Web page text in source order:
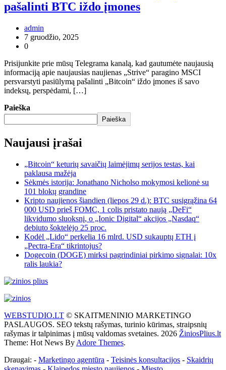
pašalinti BTC iždo įmones
admin
7 gruodžio, 2025
0
Prisijunkite prie mūsų Telegrama kanalą, kad gautumėte naujausią
informaciją apie naujausias naujienas „Strive“ paragino MSCI
persvarstyti pasiūlymą pašalinti „Bitcoin“ iždo įmones iš savo
indeksų, perspėdami, […]
Paieška
Paieška
Naujausi įrašai
„Bitcoin“ keturių savaičių laimėjimų serijos testas, kai
paklausa mažėja
Sėkmės istorija: Jonathano Nicholso mokymosi kelionė su
101 blokų grandine
Kripto naujienos šiandien (liepos 29 d.): BTC susigrąžina 64
000 USD prieš FOMC, 1 colis pristato naują „DeFi“
likvidumo sluoksnį, o „Ionic Digital“ akcijos „Nasdaq“
debiuto šoktelėjo 25 proc.
Kodėl „Lido“ perkelia 16 mlrd. USD sukauptų ETH į
„Pectra-Era“ tikrintojus?
Dogecoin (DOGE) mirksi pagrindiniai pirkimo signalai: 10x
ralis laukia?
WEBSTUDIO.LT © SKAITMENINIO MARKETINGO
PASLAUGOS. SEO tekstų rašymas, turinio kūrimas, straipsnių
rašymas ir talpinimas į mūsų valdomas svetaines. 2026 ŽiniosPlius.lt
Theme: Hot News By Adore Themes.
Draugai: - Marketingo agentūra - Teisinės konsultacijos - Skaidrių